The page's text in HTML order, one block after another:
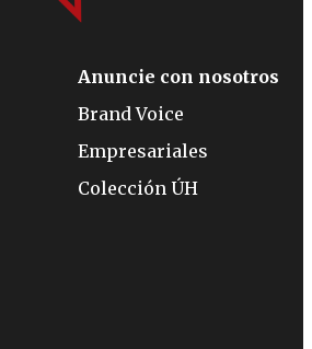
Anuncie con nosotros
Brand Voice
Empresariales
Colección ÚH